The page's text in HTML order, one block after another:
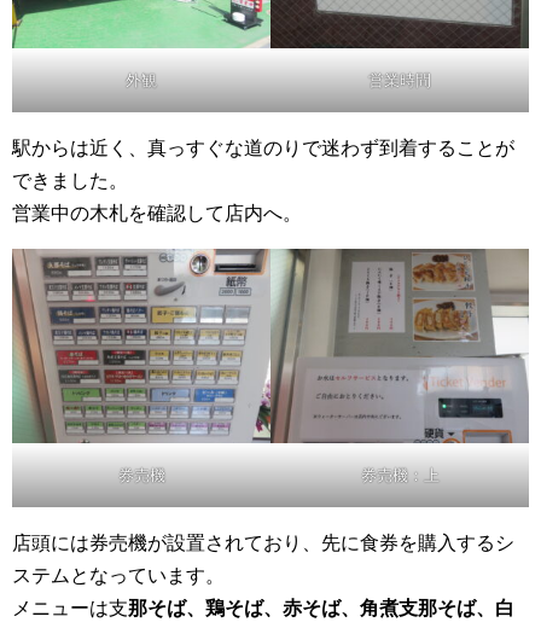
外観 営業時間
駅からは近く、真っすぐな道のりで迷わず到着することが
できました。
営業中の木札を確認して店内へ。
券売機 券売機：上
店頭には券売機が設置されており、先に食券を購入するシ
ステムとなっています。
メニューは支那そば、鶏そば、赤そば、角煮支那そば、白